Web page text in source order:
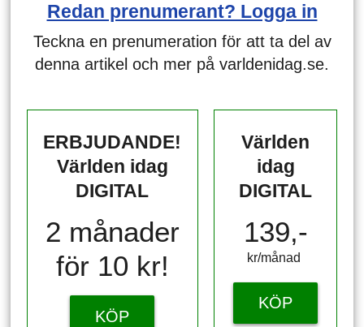
Redan prenumerant? Logga in
Teckna en prenumeration för att ta del av
denna artikel och mer på varldenidag.se.
ERBJUDANDE!
Världen idag
DIGITAL
2 månader
för 10 kr!
KÖP
Världen
idag
DIGITAL
139,-
kr/månad ​​​​​​
KÖP